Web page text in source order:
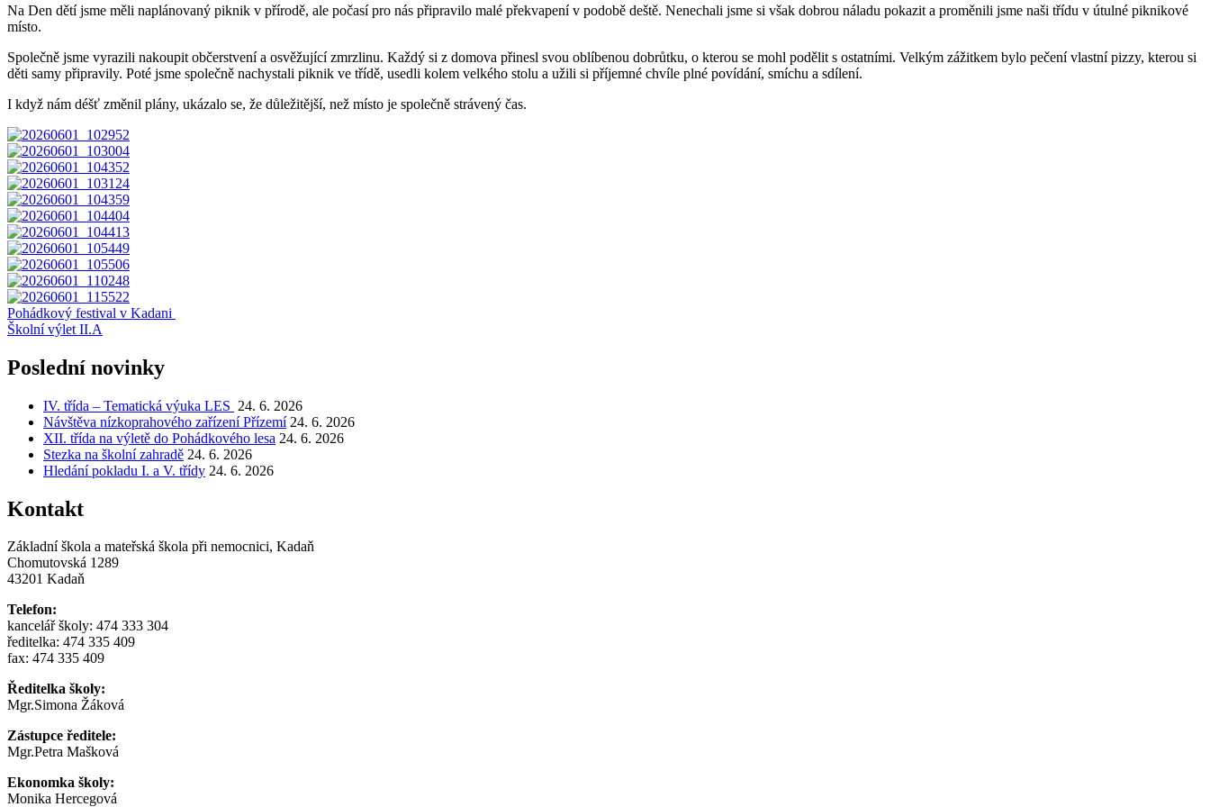
Na Den dětí jsme měli naplánovaný piknik v přírodě, ale počasí pro nás připravilo malé překvapení v podobě deště. Nenechali jsme si však dobrou náladu pokazit a proměnili jsme naši třídu v útulné piknikové
místo.
Společně jsme vyrazili nakoupit občerstvení a osvěžující zmrzlinu. Každý si z domova přinesl svou oblíbenou dobrůtku, o kterou se mohl podělit s ostatními. Velkým zážitkem bylo pečení vlastní pizzy, kterou si
děti samy připravily. Poté jsme společně nachystali piknik ve třídě, usedli kolem velkého stolu a užili si příjemné chvíle plné povídání, smíchu a sdílení.
I když nám déšť změnil plány, ukázalo se, že důležitější, než místo je společně strávený čas.
Navigace
pro
příspěvek
Pohádkový festival v Kadani
Školní výlet II.A
Poslední novinky
IV. třída – Tematická výuka LES 24. 6. 2026
Návštěva nízkoprahového zařízení Přízemí 24. 6. 2026
XII. třída na výletě do Pohádkového lesa 24. 6. 2026
Stezka na školní zahradě 24. 6. 2026
Hledání pokladu I. a V. třídy 24. 6. 2026
Kontakt
Základní škola a mateřská škola při nemocnici, Kadaň
Chomutovská 1289
43201 Kadaň
Telefon:
kancelář školy: 474 333 304
ředitelka: 474 335 409
fax: 474 335 409
Ředitelka školy:
Mgr.Simona Žáková
Zástupce ředitele:
Mgr.Petra Mašková
Ekonomka školy:
Monika Hercegová